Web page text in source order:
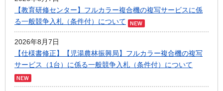
【教育研修センター】フルカラー複合機の複写サービスに係
る一般競争入札（条件付）について
2026年8月7日
【仕様書修正】【児湯農林振興局】フルカラー複合機の複写
サービス（1台）に係る一般競争入札（条件付）について